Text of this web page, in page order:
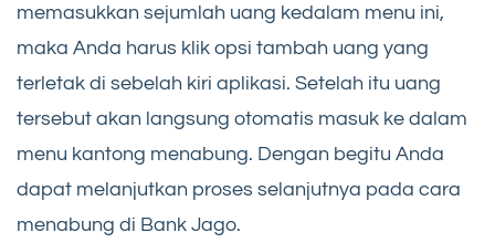
memasukkan sejumlah uang kedalam menu ini,
maka Anda harus klik opsi tambah uang yang
terletak di sebelah kiri aplikasi. Setelah itu uang
tersebut akan langsung otomatis masuk ke dalam
menu kantong menabung. Dengan begitu Anda
dapat melanjutkan proses selanjutnya pada cara
menabung di Bank Jago.